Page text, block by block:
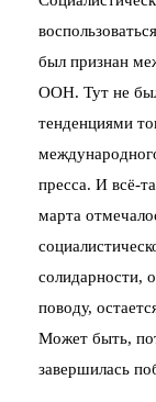
был признан
ООН. Тут не
тенденциями
пресса. И всё-
марта
солидарности,
поводу,
Может быть,
завершилась